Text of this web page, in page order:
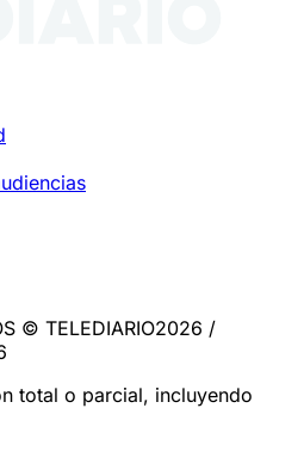
© TELEDIARIO2026 /
total o parcial, incluyendo